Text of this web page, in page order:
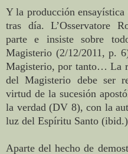
Y la producción ensayística
tras día. L’Osservatore
parte e insiste sobre
Magisterio (2/12/2011, p.
Magisterio, por tanto… La
del Magisterio debe ser
virtud de la sucesión
la verdad (DV 8), con la
luz del Espíritu Santo
Aparte del hecho de